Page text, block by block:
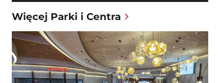
Więcej Parki i Centra